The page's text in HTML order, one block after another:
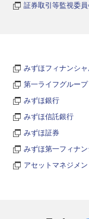
証券取引等監視委
みずほフィナンシ
第一ライフグループ
みずほ銀行
みずほ信託銀行
みずほ証券
みずほ第一フィナ
アセットマネジメ